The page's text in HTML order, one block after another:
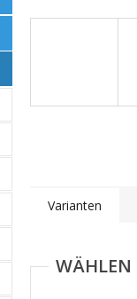
Varianten